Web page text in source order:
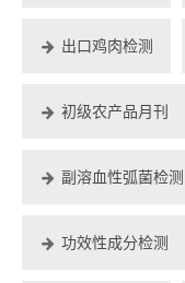
出口鸡肉检测
初级农产品月刊
副溶血性弧菌检测
功效性成分检测